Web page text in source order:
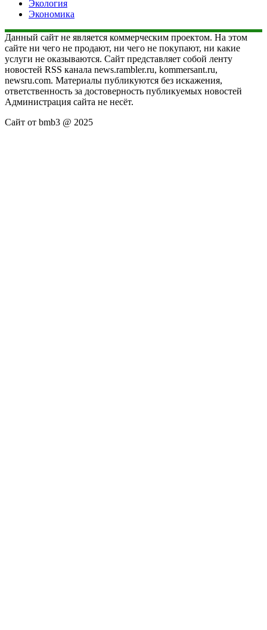
Экология
Экономика
Данный сайт не является коммерческим проектом. На этом
сайте ни чего не продают, ни чего не покупают, ни какие
услуги не оказываются. Сайт представляет собой ленту
новостей RSS канала news.rambler.ru, kommersant.ru,
newsru.com. Материалы публикуются без искажения,
ответственность за достоверность публикуемых новостей
Администрация сайта не несёт.
Сайт от bmb3 @ 2025